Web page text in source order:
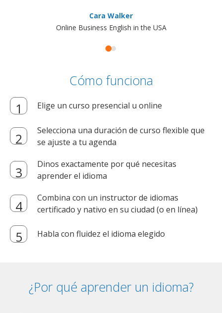
Cara Walker
Online Business English in the USA
Cómo funciona
Elige un curso presencial u online
Selecciona una duración de curso flexible que
se ajuste a tu agenda
Dinos exactamente por qué necesitas
aprender el idioma
Combina con un instructor de idiomas
certificado y nativo en su ciudad (o en línea)
Habla con fluidez el idioma elegido
¿Por qué aprender un idioma?